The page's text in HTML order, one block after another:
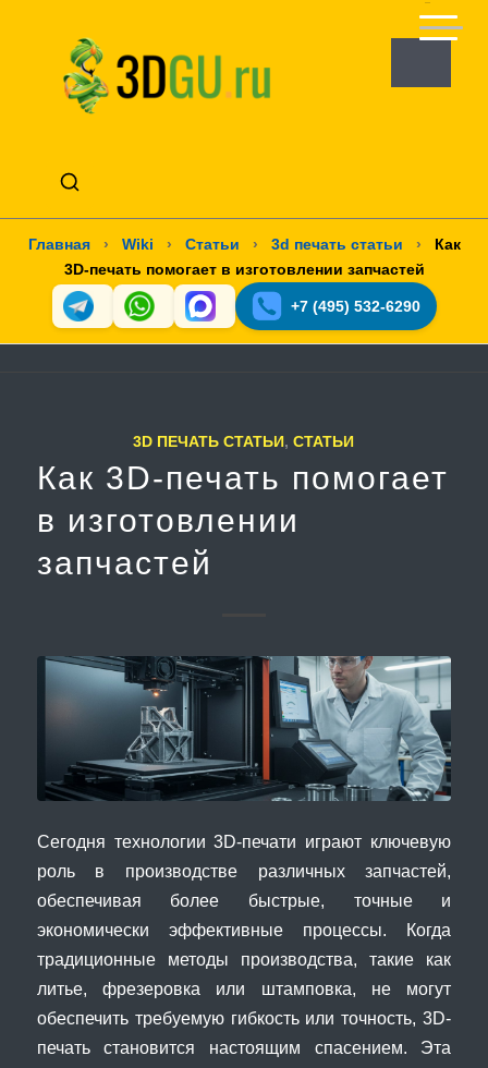
Главная › Wiki › Статьи › 3d печать статьи ›
Как
3D-печать помогает в изготовлении запчастей
+7 (495) 532-6290
3D ПЕЧАТЬ СТАТЬИ,СТАТЬИ
Как 3D-печать помогает
в изготовлении
запчастей
Сегодня технологии 3D-печати играют ключевую
роль в производстве различных запчастей,
обеспечивая более быстрые, точные и
экономически эффективные процессы. Когда
традиционные методы производства, такие как
литье, фрезеровка или штамповка, не могут
обеспечить требуемую гибкость или точность, 3D-
печать становится настоящим спасением. Эта